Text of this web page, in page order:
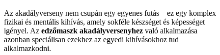
Az akadályverseny nem csupán egy egyenes futás – ez egy komplex
fizikai és mentális kihívás, amely sokféle készséget és képességet
igényel. Az edzőmaszk akadályversenyhez való alkalmazása
azonban speciálisan ezekhez az egyedi kihívásokhoz tud
alkalmazkodni.